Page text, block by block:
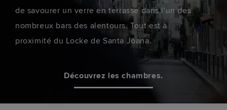
de savourer un verre en terrasse dans l'un des
nombreux bars des alentours. Tout est à
proximité du Locke de Santa Joana.
Découvrez les chambres.